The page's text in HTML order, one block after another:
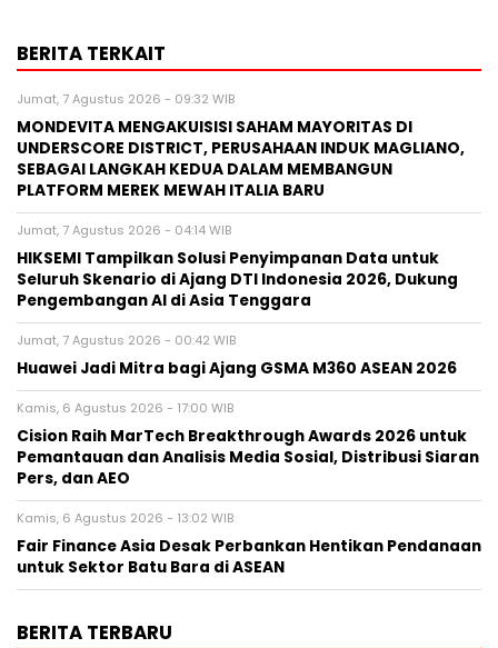
BERITA TERKAIT
Jumat, 7 Agustus 2026 - 09:32 WIB
MONDEVITA MENGAKUISISI SAHAM MAYORITAS DI
UNDERSCORE DISTRICT, PERUSAHAAN INDUK MAGLIANO,
SEBAGAI LANGKAH KEDUA DALAM MEMBANGUN
PLATFORM MEREK MEWAH ITALIA BARU
Jumat, 7 Agustus 2026 - 04:14 WIB
HIKSEMI Tampilkan Solusi Penyimpanan Data untuk
Seluruh Skenario di Ajang DTI Indonesia 2026, Dukung
Pengembangan AI di Asia Tenggara
Jumat, 7 Agustus 2026 - 00:42 WIB
Huawei Jadi Mitra bagi Ajang GSMA M360 ASEAN 2026
Kamis, 6 Agustus 2026 - 17:00 WIB
Cision Raih MarTech Breakthrough Awards 2026 untuk
Pemantauan dan Analisis Media Sosial, Distribusi Siaran
Pers, dan AEO
Kamis, 6 Agustus 2026 - 13:02 WIB
Fair Finance Asia Desak Perbankan Hentikan Pendanaan
untuk Sektor Batu Bara di ASEAN
BERITA TERBARU